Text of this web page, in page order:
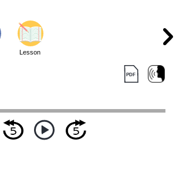
Lesson